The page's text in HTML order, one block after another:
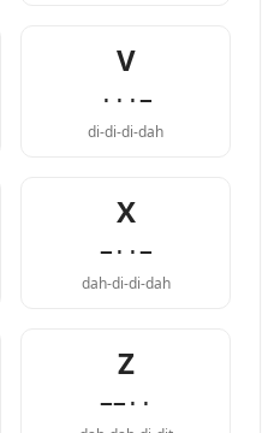
V
···−
di-di-di-dah
X
−··−
dah-di-di-dah
Z
−−··